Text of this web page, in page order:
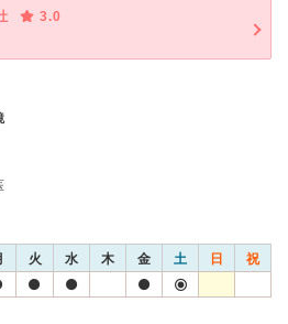
3.0
火 水 木 金 土 日 祝